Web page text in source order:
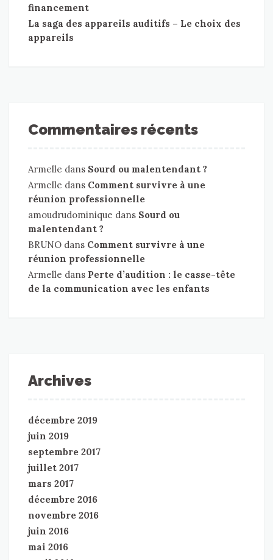
financement
La saga des appareils auditifs – Le choix des
appareils
Commentaires récents
Armelle dans Sourd ou malentendant ?
Armelle dans Comment survivre à une
réunion professionnelle
amoudrudominique dans Sourd ou
malentendant ?
BRUNO dans Comment survivre à une
réunion professionnelle
Armelle dans Perte d’audition : le casse-tête
de la communication avec les enfants
Archives
décembre 2019
juin 2019
septembre 2017
juillet 2017
mars 2017
décembre 2016
novembre 2016
juin 2016
mai 2016